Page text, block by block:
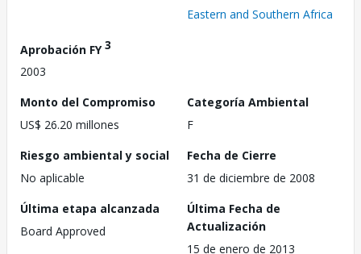
Eastern and Southern Africa
Aprobación FY3
2003
Monto del Compromiso
US$ 26.20 millones
Categoría Ambiental
F
Riesgo ambiental y social
No aplicable
Fecha de Cierre
31 de diciembre de 2008
Última etapa alcanzada
Board Approved
Última Fecha de
Actualización
15 de enero de 2013